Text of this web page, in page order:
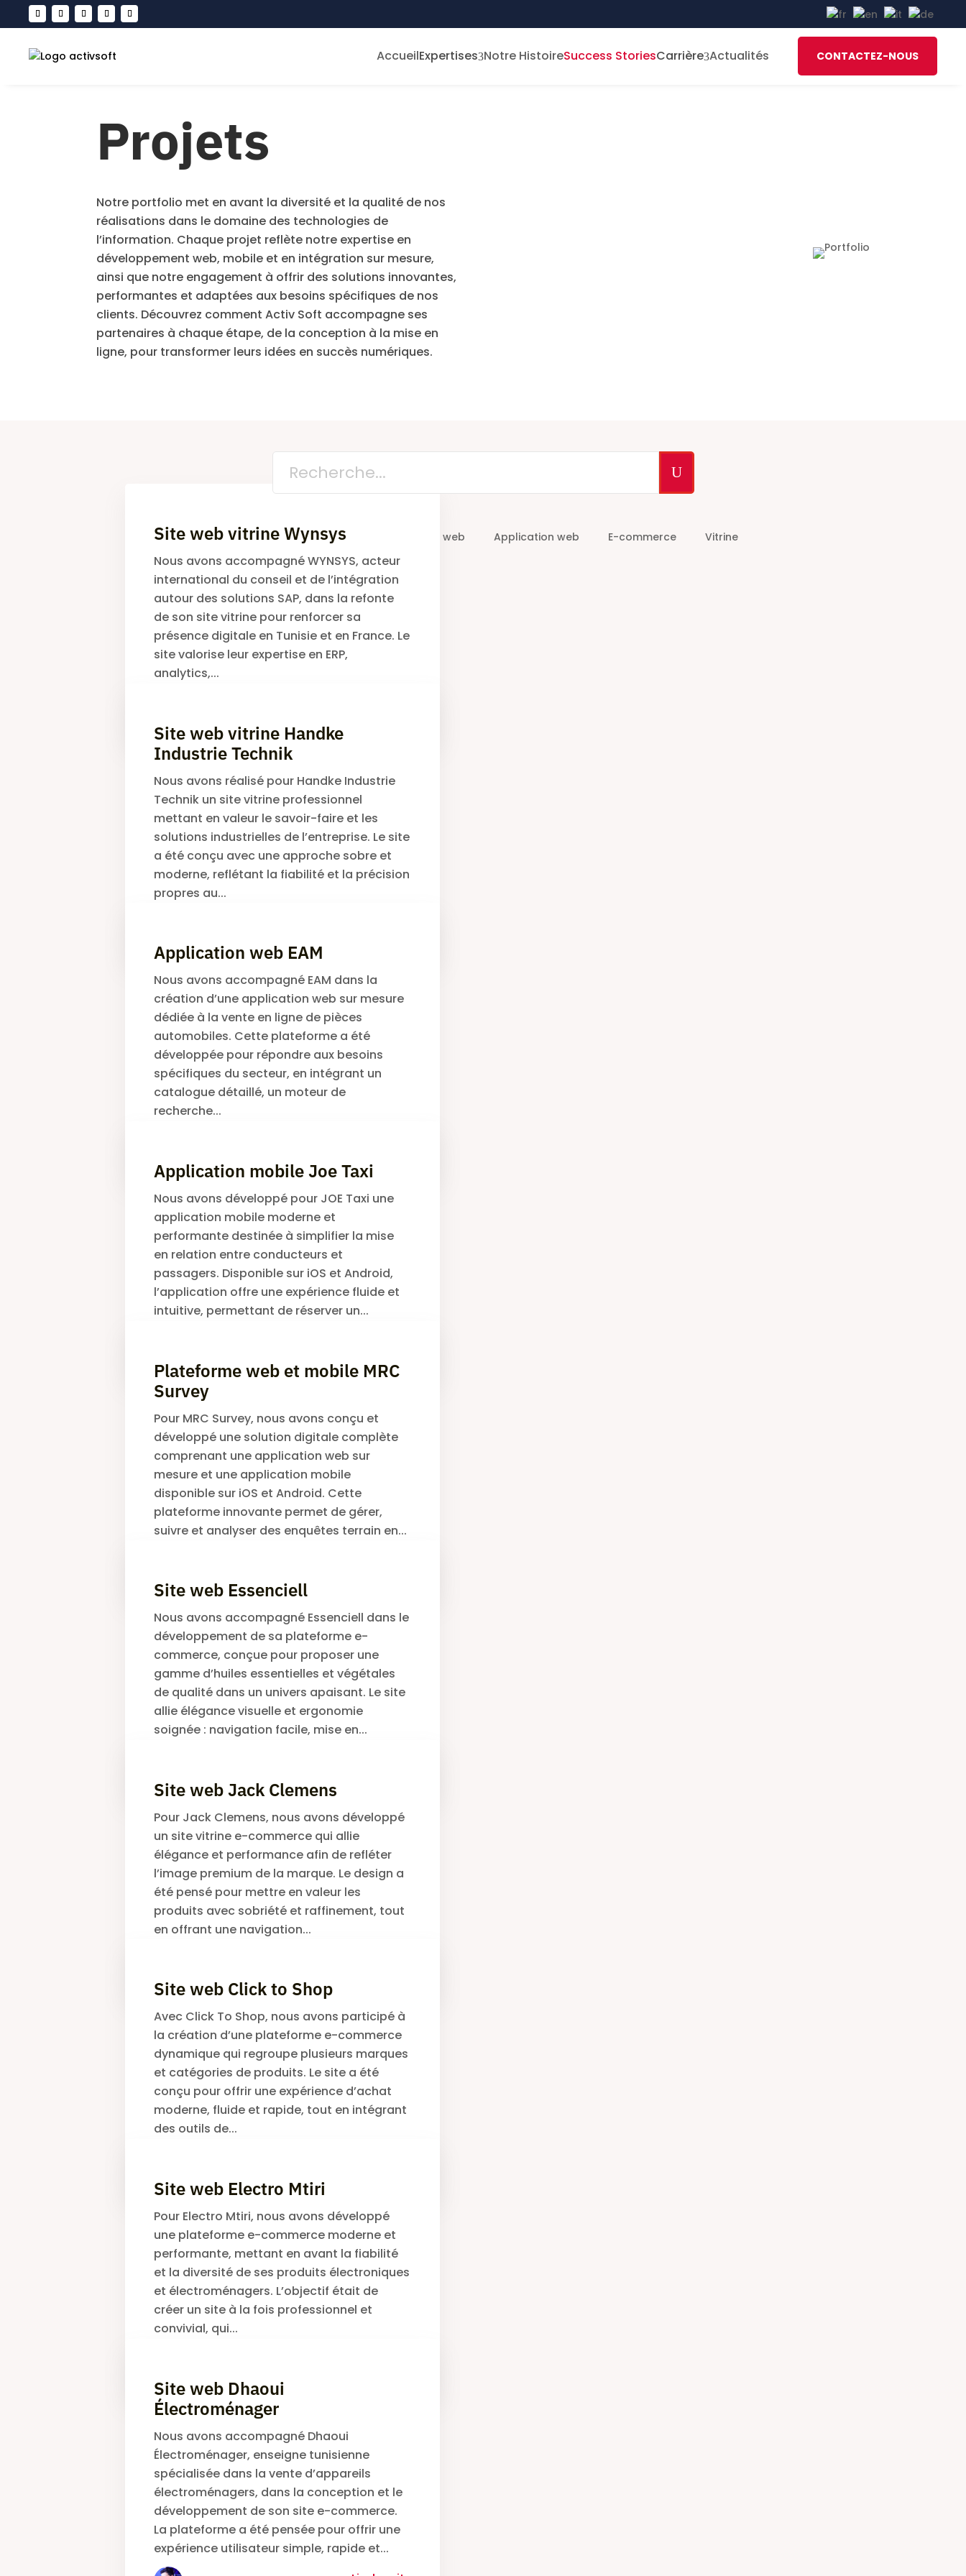
AccueilExpertises3Notre HistoireSuccess StoriesCarrière3Actualités CONTACTEZ-NOUS
Projets
Notre portfolio met en avant la diversité et la qualité de nos
réalisations dans le domaine des technologies de
l’information. Chaque projet reflète notre expertise en
développement web, mobile et en intégration sur mesure,
ainsi que notre engagement à offrir des solutions innovantes,
performantes et adaptées aux besoins spécifiques de nos
clients. Découvrez comment Activ Soft accompagne ses
partenaires à chaque étape, de la conception à la mise en
ligne, pour transformer leurs idées en succès numériques.
U
Toutes Application mobile Site web Application web E-commerce Vitrine
Site web vitrine Wynsys
Nous avons accompagné WYNSYS, acteur
international du conseil et de l’intégration
autour des solutions SAP, dans la refonte
de son site vitrine pour renforcer sa
présence digitale en Tunisie et en France. Le
site valorise leur expertise en ERP,
analytics,...
Site web vitrine Handke
Industrie Technik
Nous avons réalisé pour Handke Industrie
Technik un site vitrine professionnel
mettant en valeur le savoir-faire et les
solutions industrielles de l’entreprise. Le site
a été conçu avec une approche sobre et
moderne, reflétant la fiabilité et la précision
propres au...
Application web EAM
Nous avons accompagné EAM dans la
création d’une application web sur mesure
dédiée à la vente en ligne de pièces
automobiles. Cette plateforme a été
développée pour répondre aux besoins
spécifiques du secteur, en intégrant un
catalogue détaillé, un moteur de
recherche...
Application mobile Joe Taxi
Nous avons développé pour JOE Taxi une
application mobile moderne et
performante destinée à simplifier la mise
en relation entre conducteurs et
passagers. Disponible sur iOS et Android,
l’application offre une expérience fluide et
intuitive, permettant de réserver un...
Plateforme web et mobile MRC
Survey
Pour MRC Survey, nous avons conçu et
développé une solution digitale complète
comprenant une application web sur
mesure et une application mobile
disponible sur iOS et Android. Cette
plateforme innovante permet de gérer,
suivre et analyser des enquêtes terrain en...
Site web Essenciell
Nous avons accompagné Essenciell dans le
développement de sa plateforme e-
commerce, conçue pour proposer une
gamme d’huiles essentielles et végétales
de qualité dans un univers apaisant. Le site
allie élégance visuelle et ergonomie
soignée : navigation facile, mise en...
Site web Jack Clemens
Pour Jack Clemens, nous avons développé
un site vitrine e-commerce qui allie
élégance et performance afin de refléter
l’image premium de la marque. Le design a
été pensé pour mettre en valeur les
produits avec sobriété et raffinement, tout
en offrant une navigation...
Site web Click to Shop
Avec Click To Shop, nous avons participé à
la création d’une plateforme e-commerce
dynamique qui regroupe plusieurs marques
et catégories de produits. Le site a été
conçu pour offrir une expérience d’achat
moderne, fluide et rapide, tout en intégrant
des outils de...
Site web Electro Mtiri
Pour Electro Mtiri, nous avons développé
une plateforme e-commerce moderne et
performante, mettant en avant la fiabilité
et la diversité de ses produits électroniques
et électroménagers. L’objectif était de
créer un site à la fois professionnel et
convivial, qui...
Site web Dhaoui
Électroménager
Nous avons accompagné Dhaoui
Électroménager, enseigne tunisienne
spécialisée dans la vente d’appareils
électroménagers, dans la conception et le
développement de son site e-commerce.
La plateforme a été pensée pour offrir une
expérience utilisateur simple, rapide et...